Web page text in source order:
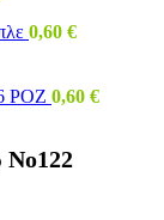
0,60 €
ΡΟΖ 0,60 €
Νο122